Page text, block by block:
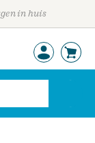
in huis